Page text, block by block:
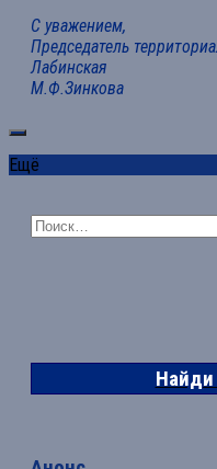
С уважением,
Председатель
Лабинская
М.Ф.Зинкова
Ещё
Найти:
Найди